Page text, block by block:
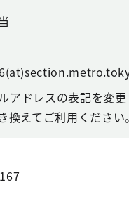
ドレスの表記を変更
えてご利用ください。